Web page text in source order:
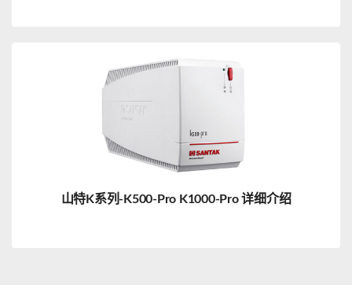
山特K系列-K500-Pro K1000-Pro 详细介绍